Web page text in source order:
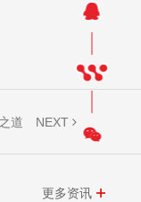
NEXT
道
更多资讯